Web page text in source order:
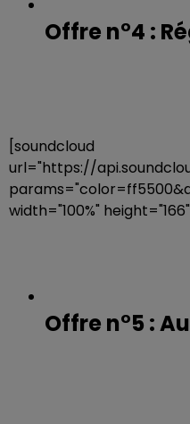
Offre n°4 :
[soundcloud
url="https://
width="100%"
Offre n°5 :